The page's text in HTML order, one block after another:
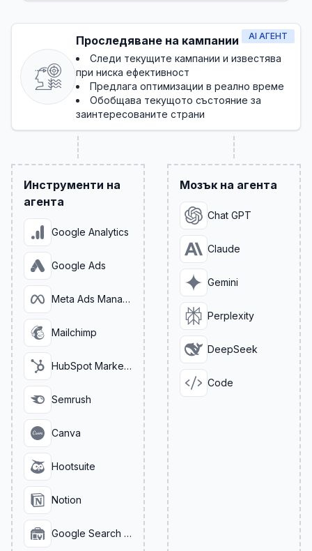
AI АГЕНТ
Проследяване на кампании
Следи текущите кампании и известява
при ниска ефективност
Предлага оптимизации в реално време
Обобщава текущото състояние за
заинтересованите страни
Инструменти на
агента
Google Analytics
Google Ads
Meta Ads Manager
Mailchimp
HubSpot Marketing
Semrush
Canva
Hootsuite
Notion
Google Search Console
Мозък на агента
Chat GPT
Claude
Gemini
Perplexity
DeepSeek
Code